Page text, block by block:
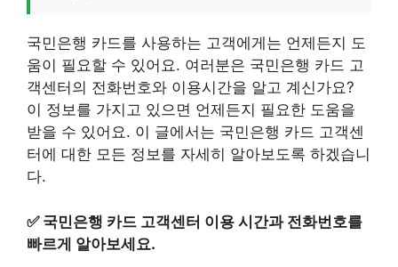
국민은행 카드를 사용하는 고객에게는 언제든지 도
움이 필요할 수 있어요. 여러분은 국민은행 카드 고
객센터의 전화번호와 이용시간을 알고 계신가요?
이 정보를 가지고 있으면 언제든지 필요한 도움을
받을 수 있어요. 이 글에서는 국민은행 카드 고객센
터에 대한 모든 정보를 자세히 알아보도록 하겠습니
다.
✅ 국민은행 카드 고객센터 이용 시간과 전화번호를
빠르게 알아보세요.